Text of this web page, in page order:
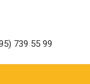
739 55 99